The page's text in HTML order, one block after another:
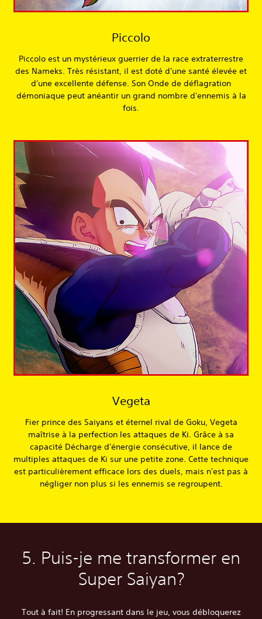
Piccolo
Piccolo est un mystérieux guerrier de la race extraterrestre
des Nameks. Très résistant, il est doté d'une santé élevée et
d'une excellente défense. Son Onde de déflagration
démoniaque peut anéantir un grand nombre d'ennemis à la
fois.
Vegeta
Fier prince des Saiyans et éternel rival de Goku, Vegeta
maîtrise à la perfection les attaques de Ki. Grâce à sa
capacité Décharge d'énergie consécutive, il lance de
multiples attaques de Ki sur une petite zone. Cette technique
est particulièrement efficace lors des duels, mais n'est pas à
négliger non plus si les ennemis se regroupent.
5. Puis-je me transformer en
Super Saiyan?
Tout à fait! En progressant dans le jeu, vous débloquerez